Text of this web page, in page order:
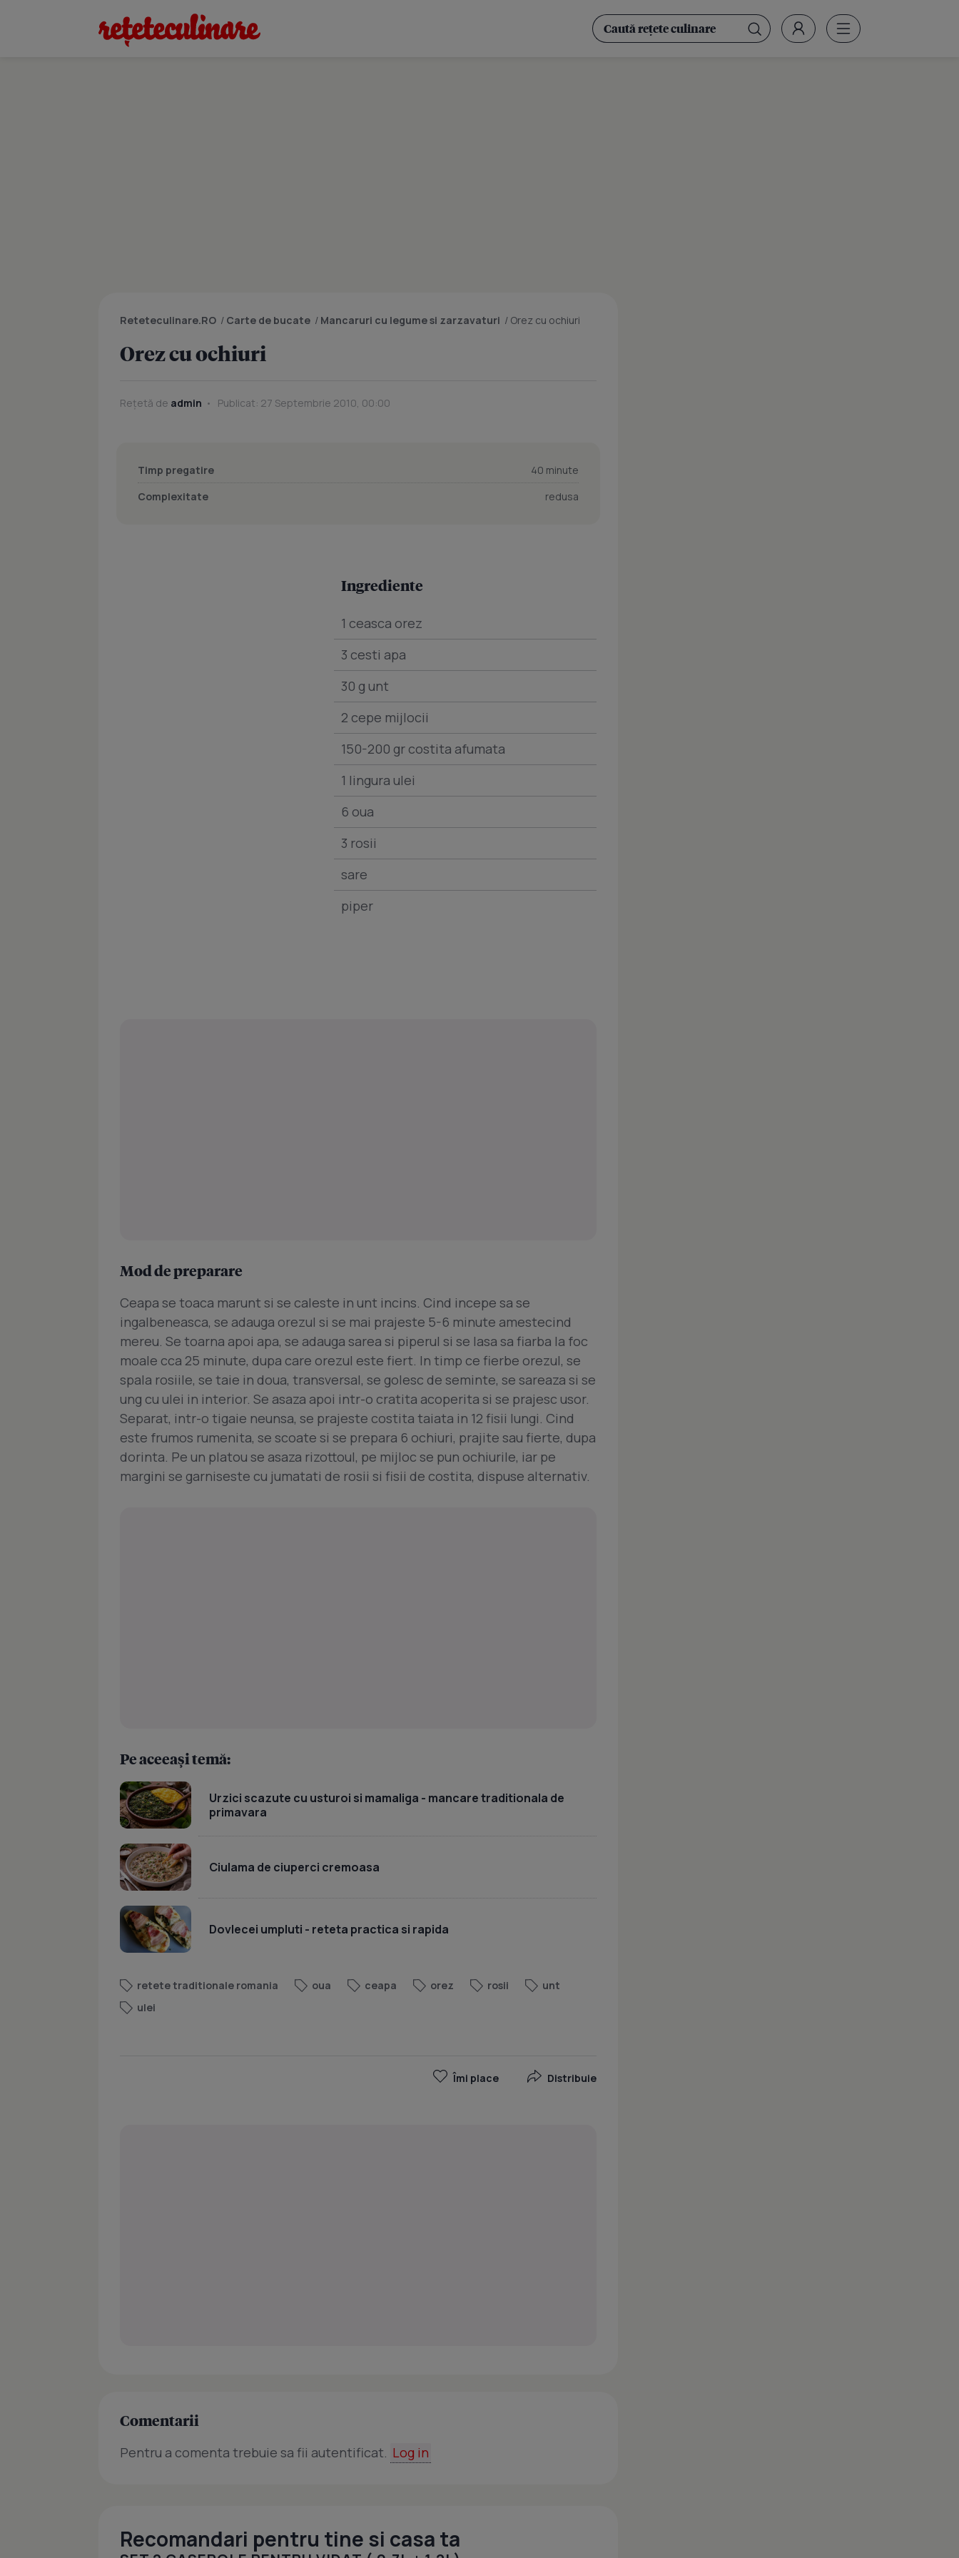
Reteteculinare.RO / Carte de bucate / Mancaruri cu legume si zarzavaturi / Orez cu ochiuri
Orez cu ochiuri
Rețetă de admin Publicat: 27 Septembrie 2010, 00:00
Timp pregatire
40 minute
Complexitate
redusa
Ingrediente
1 ceasca orez
3 cesti apa
30 g unt
2 cepe mijlocii
150-200 gr costita afumata
1 lingura ulei
6 oua
3 rosii
sare
piper
Mod de preparare
Ceapa se toaca marunt si se caleste in unt incins. Cind incepe sa se
ingalbeneasca, se adauga orezul si se mai prajeste 5-6 minute amestecind
mereu. Se toarna apoi apa, se adauga sarea si piperul si se lasa sa fiarba la foc
moale cca 25 minute, dupa care orezul este fiert. In timp ce fierbe orezul, se
spala rosiile, se taie in doua, transversal, se golesc de seminte, se sareaza si se
ung cu ulei in interior. Se asaza apoi intr-o cratita acoperita si se prajesc usor.
Separat, intr-o tigaie neunsa, se prajeste costita taiata in 12 fisii lungi. Cind
este frumos rumenita, se scoate si se prepara 6 ochiuri, prajite sau fierte, dupa
dorinta. Pe un platou se asaza rizottoul, pe mijloc se pun ochiurile, iar pe
margini se garniseste cu jumatati de rosii si fisii de costita, dispuse alternativ.
Pe aceeași temă:
Urzici scazute cu usturoi si mamaliga - mancare traditionala de
primavara
Ciulama de ciuperci cremoasa
Dovlecei umpluti - reteta practica si rapida
retete traditionale romania oua ceapa orez rosii
unt
ulei
Îmi place Distribuie
Comentarii
Pentru a comenta trebuie sa fii autentificat. Log in
Recomandari pentru tine si casa ta